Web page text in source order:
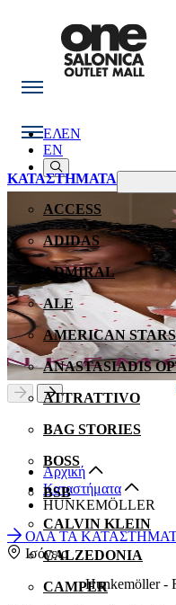
EN
ΚΑΤΑΣΤΗΜΑΤΑ
ACCESS
ADIDAS
ADMIRAL
ALE
AMERICAN STARS
ANASTASIADIS
ATTRATTIVO
BAG STORIES
BOSS
BSB
CALVIN KLEIN
CALZEDONIA
CAMPER
ΕΛ
EN
Αρχική
Καταστήματα
HUNKEMÖLLER
ΟΛΑ ΤΑ
Ισόγειο
Hunkemöller -